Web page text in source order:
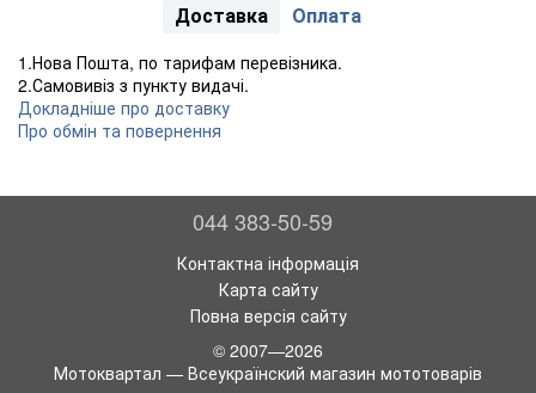
Доставка Оплата
1.Нова Пошта, по тарифам перевізника.
2.Самовивіз з пункту видачі.
Докладніше про доставку
Про обмін та повернення
044 383-50-59
Контактна інформація
Карта сайту
Повна версія сайту
© 2007—2026
Мотоквартал — Всеукраїнский магазин мототоварів